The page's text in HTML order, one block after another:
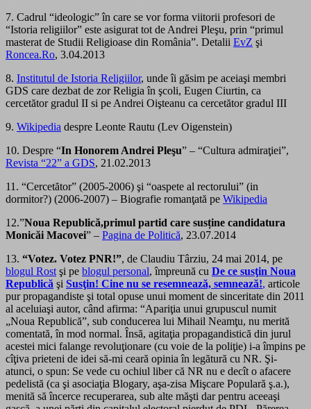
7. Cadrul “ideologic” în care se vor forma viitorii profesori de
“Istoria religiilor” este asigurat tot de Andrei Pleşu, prin “primul
masterat de Studii Religioase din România”. Detalii EvZ şi
Roncea.Ro, 3.04.2013
8. Institutul de Istoria Religiilor, unde îi găsim pe aceiaşi membri
GDS care dezbat de zor Religia în şcoli, Eugen Ciurtin, ca
cercetător gradul II si pe Andrei Oişteanu ca cercetător gradul III
9. Wikipedia despre Leonte Rautu (Lev Oigenstein)
10. Despre “In Honorem Andrei Pleşu” – “Cultura admiraţiei”,
Revista “22” a GDS, 21.02.2013
11. “Cercetător” (2005-2006) şi “oaspete al rectorului” (in
dormitor?) (2006-2007) – Biografie romanţată pe Wikipedia
12.”Noua Republică,primul partid care susține candidatura
Monicăi Macovei” – Pagina de Politică, 23.07.2014
13. “Votez. Votez PNR!”, de Claudiu Târziu, 24 mai 2014, pe
blogul Rost şi pe blogul personal, împreună cu De ce susţin Noua
Republică şi Susţin! Cine nu se resemnează, semnează!, articole
pur propagandiste şi total opuse unui moment de sinceritate din 2011
al aceluiaşi autor, când afirma: “Apariţia unui grupuscul numit
„Noua Republică”, sub conducerea lui Mihail Neamţu, nu merită
comentată, în mod normal. Însă, agitaţia propagandistică din jurul
acestei mici falange revoluţionare (cu voie de la poliţie) i-a împins pe
cîţiva prieteni de idei să-mi ceară opinia în legătură cu NR. Şi-
atunci, o spun: Se vede cu ochiul liber că NR nu e decît o afacere
pedelistă (ca şi asociaţia Blogary, aşa-zisa Mişcare Populară ş.a.),
menită să încerce recuperarea, sub alte măşti dar pentru aceeaşi